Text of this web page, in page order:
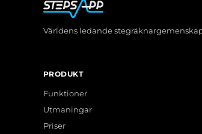
Världens ledande
PRODUKT
Funktioner
Utmaningar
Priser